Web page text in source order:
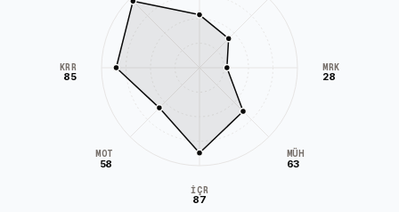
MRK
28
MÜH
63
İÇR
87
MOT
58
KRR
85